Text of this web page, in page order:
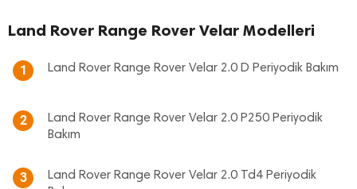
Land Rover Range Rover Velar Modelleri
1 Land Rover Range Rover Velar 2.0 D Periyodik Bakım
2
Land Rover Range Rover Velar 2.0 P250 Periyodik
Bakım
3
Land Rover Range Rover Velar 2.0 Td4 Periyodik